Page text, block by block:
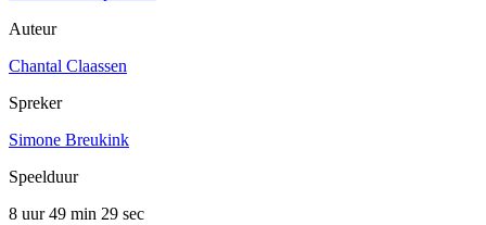
Auteur
Chantal Claassen
Spreker
Simone Breukink
Speelduur
8 uur 49 min 29 sec